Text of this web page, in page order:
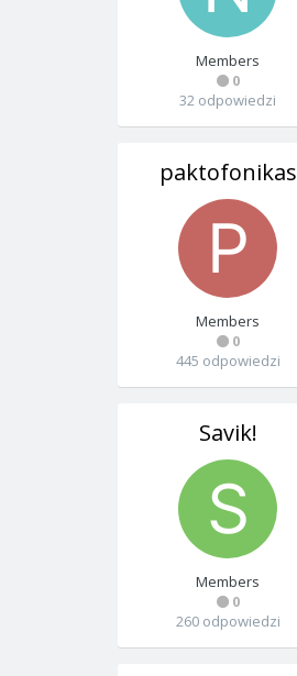
Members
0
32 odpowiedzi
paktofonikas
Members
0
445 odpowiedzi
Savik!
Members
0
260 odpowiedzi